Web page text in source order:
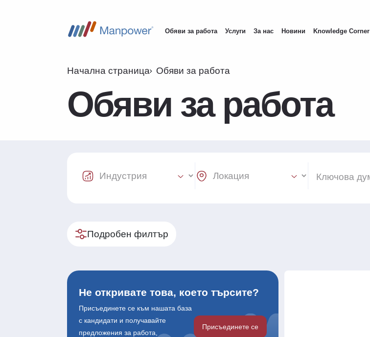
Обяви за работа Услуги За нас Новини Knowledge Corner
Начална страница Обяви за работа
Обяви за работа
Industry Select Location Select
Подробен филтър
Не откривате това, което търсите?
Присъединете се към нашата база
с кандидати и получавайте
предложения за работа,
Присъединете се